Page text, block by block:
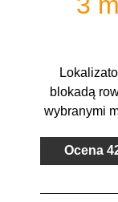
blokadą
wybranymi
Ocena